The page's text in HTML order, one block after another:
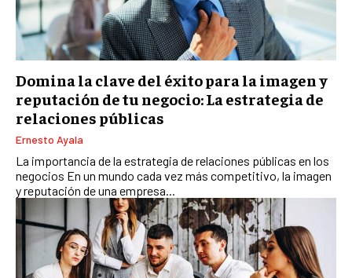
Domina la clave del éxito para la imagen y
reputación de tu negocio: La estrategia de
relaciones públicas
Ernesto Ayala
La importancia de la estrategia de relaciones públicas en los
negocios En un mundo cada vez más competitivo, la imagen
y reputación de una empresa...